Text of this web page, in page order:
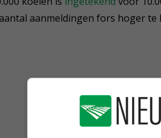
aanmeldingen fors hoger te